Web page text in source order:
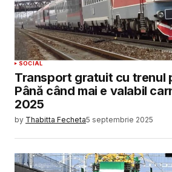
SOCIAL
Transport gratuit cu trenul
Până când mai e valabil
2025
by Thabitta Fecheta5 septembrie 2025